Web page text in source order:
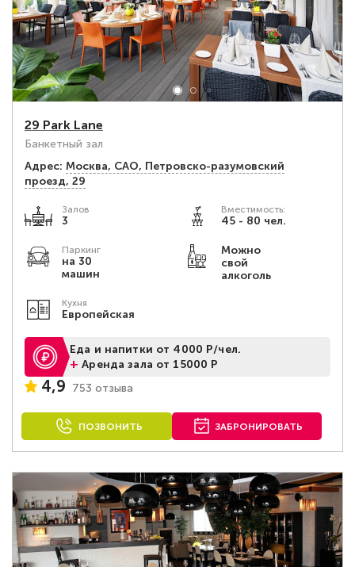
29 Park Lane
Банкетный зал
Адрес: Москва, САО, Петровско-разумовский
проезд, 29
Залов
3
Вместимость:
45 - 80 чел.
Паркинг
на 30
машин
Можно
свой
алкоголь
Кухня
Европейская
Еда и напитки от 4000 Р/чел.
+Аренда зала от 15000 Р
4,9 753 отзыва
ПОЗВОНИТЬ ЗАБРОНИРОВАТЬ